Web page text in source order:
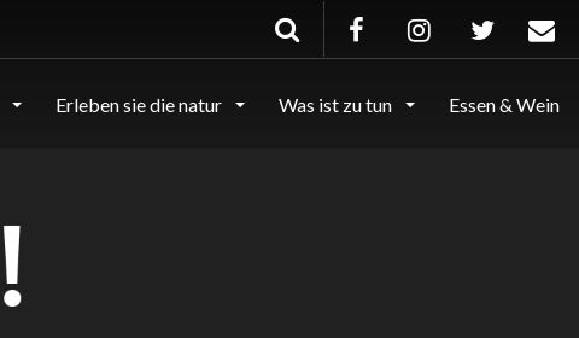
Erleben sie die natur Was ist zu tun Essen & Wein